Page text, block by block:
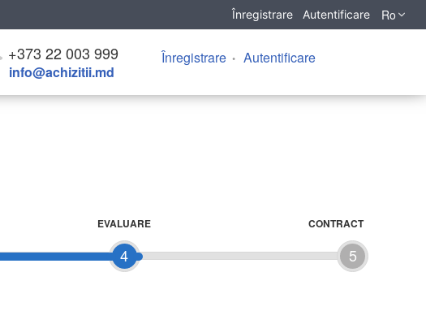
Înregistrare Autentificare Ro
+373 22 003 999
info@achizitii.md
Înregistrare Autentificare
4
EVALUARE
5
CONTRACT